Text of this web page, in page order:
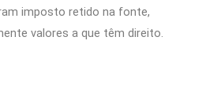
imposto retido na fonte,
valores a que têm direito.